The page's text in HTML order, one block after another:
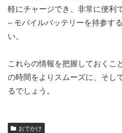
軽にチャージでき、非常に便利
– モバイルバッテリーを持参す
い。
これらの情報を把握しておくこ
の時間をよりスムーズに、そし
るでしょう。
おでかけ